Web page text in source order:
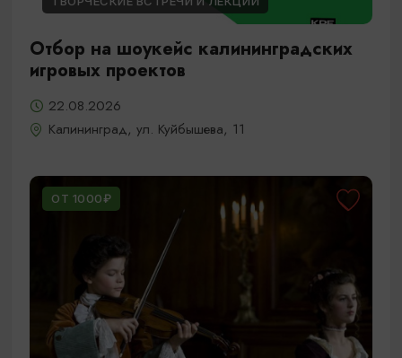
Отбор на шоукейс калининградских
игровых проектов
22.08.2026
Калининград, ул. Куйбышева, 11
ОТ 1000₽